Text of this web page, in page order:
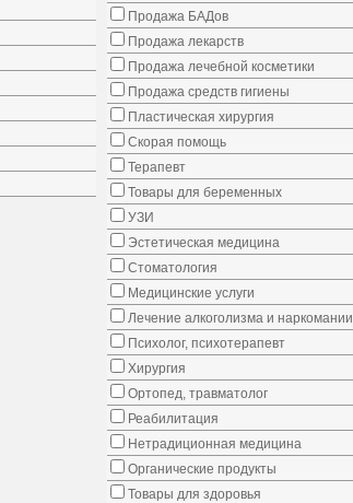
Продажа БАДов
Продажа лекарств
Продажа лечебной косметики
Продажа средств гигиены
Пластическая хирургия
Скорая помощь
Терапевт
Товары для беременных
УЗИ
Эстетическая медицина
Стоматология
Медицинские услуги
Лечение алкоголизма и наркомании
Психолог, психотерапевт
Хирургия
Ортопед, травматолог
Реабилитация
Нетрадиционная медицина
Органические продукты
Товары для здоровья